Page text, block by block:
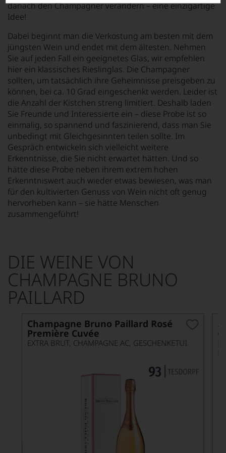
danach den Champagner verändern – eine einzigartige
Idee!
Dabei beginnt man die Verkostung am besten mit dem
jüngsten Wein und endet mit dem ältesten. Nehmen
Sie auf jeden Fall ein geeignetes Glas, wir empfehlen
hier ein klassisches Rieslinglas. Die Champagner
sollten, um tatsächlich ihre Geheimnisse preisgeben zu
können, bei ca. 10 Grad eingeschenkt werden. Leider ist
die Anzahl der Kistchen streng limitiert. Deshalb laden
Sie Freunde und Interessierte ein – diese Probe ist so
einmalig, so spannend und faszinierend, dass man Sie
unbedingt mit Gleichgesinnten teilen sollte. Im
Gespräch entwickeln sich vielleicht weitere
Erkenntnisse, die Sie nicht erwartet hätten. Und so
hätte diese Probe neben ihrem extrem hohen
Erkenntniswert auch wieder etwas bewiesen, was man
für den kultivierten Genuss von Wein nicht oft genug
hervorheben kann – sie hätte Menschen
zusammengeführt!
DIE WEINE VON
CHAMPAGNE BRUNO
PAILLARD
Champagne Bruno Paillard Rosé
Première Cuvée
EXTRA BRUT, CHAMPAGNE AC, GESCHENKETUI